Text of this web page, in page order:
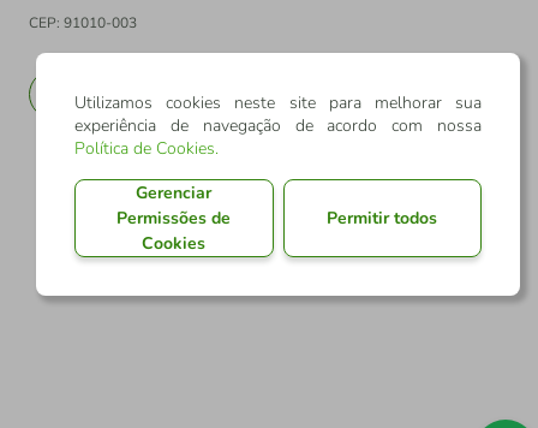
CEP: 91010-003
Utilizamos cookies neste site para melhorar sua
experiência de navegação de acordo com nossa
Política de Cookies.
Gerenciar
Permissões de
Cookies
Permitir todos